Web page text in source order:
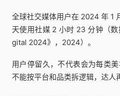
全球社交媒体用户在 2024 年 1
天使用社媒 2 小时 23 分钟（
gital 2024》，2024）。
用户停留久，不代表会为每类
不能按平台和品类拆逻辑，达人